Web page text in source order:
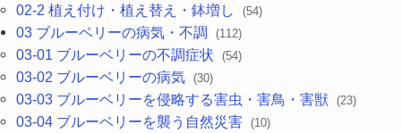
02-2 植え付け・植え替え・鉢増し (54)
03 ブルーベリーの病気・不調 (112)
03-01 ブルーベリーの不調症状 (54)
03-02 ブルーベリーの病気 (30)
03-03 ブルーベリーを侵略する害虫・害鳥・害獣 (23)
03-04 ブルーベリーを襲う自然災害 (10)